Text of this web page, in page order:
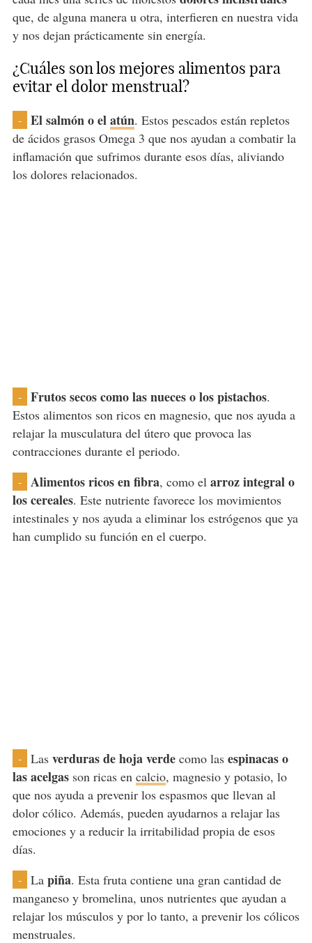
que, de alguna manera u otra, interfieren en nuestra vida
y nos dejan prácticamente sin energía.
¿Cuáles son los mejores alimentos para
evitar el dolor menstrual?
- El salmón o elatún. Estos pescados están repletos
de ácidos grasos Omega 3 que nos ayudan a combatir la
inflamación que sufrimos durante esos días, aliviando
los dolores relacionados.
- Frutos secos como las nueces o los pistachos.
Estos alimentos son ricos en magnesio, que nos ayuda a
relajar la musculatura del útero que provoca las
contracciones durante el periodo.
- Alimentos ricos en fibra, como el arroz integral o
los cereales. Este nutriente favorece los movimientos
intestinales y nos ayuda a eliminar los estrógenos que ya
han cumplido su función en el cuerpo.
- Las verduras de hoja verdecomo las espinacas o
las acelgas son ricas en calcio, magnesio y potasio, lo
que nos ayuda a prevenir los espasmos que llevan al
dolor cólico. Además, pueden ayudarnos a relajar las
emociones y a reducir la irritabilidad propia de esos
días.
- La piña. Esta fruta contiene una gran cantidad de
manganeso y bromelina, unos nutrientes que ayudan a
relajar los músculos y por lo tanto, a prevenir los cólicos
menstruales.